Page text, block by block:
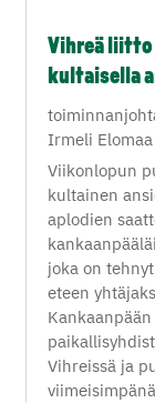
Vihreä liitto
kultaisella
Irmeli Elomaa
Viikonlopun
kultainen
aplodien
joka on
eteen
Vihreissä ja